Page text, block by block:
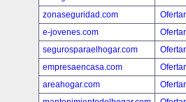
zonaseguridad.com
e-jovenes.com
segurosparaelhogar.com
empresaencasa.com
areahogar.com